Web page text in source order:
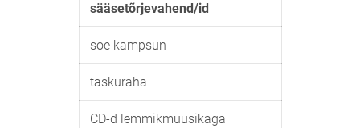
sääsetõrjevahend/id
soe kampsun
taskuraha
CD-d lemmikmuusikaga